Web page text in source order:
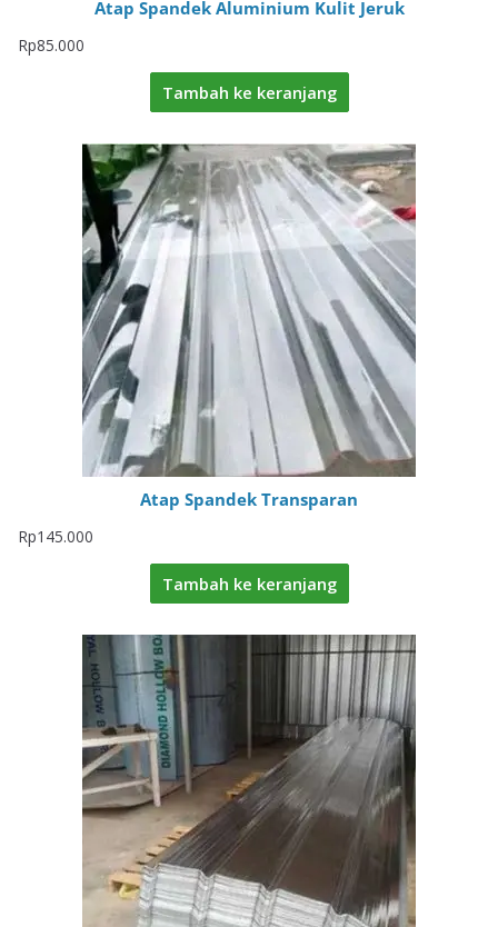
Atap Spandek Aluminium Kulit Jeruk
Rp85.000
Tambah ke keranjang
Atap Spandek Transparan
Rp145.000
Tambah ke keranjang